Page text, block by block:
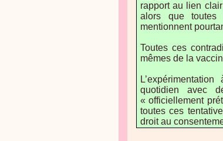
rapport au lien
alors que toutes
mentionnent
Toutes ces
mêmes de la
quotidien avec
« officiellement
toutes ces
droit au